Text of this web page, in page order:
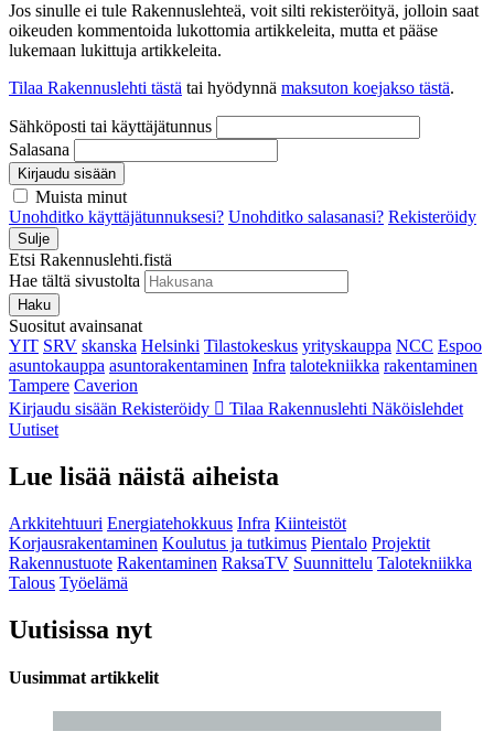
Jos sinulle ei tule Rakennuslehteä, voit silti rekisteröityä, jolloin saat
oikeuden kommentoida lukottomia artikkeleita, mutta et pääse
lukemaan lukittuja artikkeleita.
Tilaa Rakennuslehti tästä tai hyödynnä maksuton koejakso tästä.
Sähköposti tai käyttäjätunnus
Salasana
Kirjaudu sisään
Muista minut
Unohditko käyttäjätunnuksesi? Unohditko salasanasi? Rekisteröidy
Sulje
Etsi Rakennuslehti.fistä
Hae tältä sivustolta
Haku
Suositut avainsanat
YIT SRV skanska Helsinki Tilastokeskus yrityskauppa NCC Espoo
asuntokauppa asuntorakentaminen Infra talotekniikka rakentaminen
Tampere Caverion
Kirjaudu sisään Rekisteröidy Tilaa Rakennuslehti Näköislehdet
Uutiset
Lue lisää näistä aiheista
Arkkitehtuuri Energiatehokkuus Infra Kiinteistöt
Korjausrakentaminen Koulutus ja tutkimus Pientalo Projektit
Rakennustuote Rakentaminen RaksaTV Suunnittelu Talotekniikka
Talous Työelämä
Uutisissa nyt
Uusimmat artikkelit